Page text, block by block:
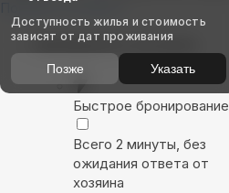
Показать на карте
Выбирайте лучшее
Быстрое бронирование
Всего 2 минуты, без
ожидания ответа от
хозяина
Доступность жилья и стоимость
зависят от дат проживания
Позже Указать